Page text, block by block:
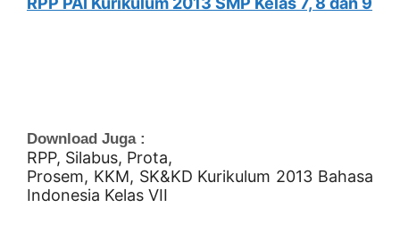
Download Juga :
RPP, Silabus, Prota,
Prosem, KKM, SK&KD Kurikulum 2013 Bahasa
Indonesia Kelas VII